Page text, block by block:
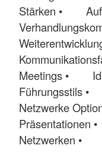
Stärken •
Meetings •
Führungsstils
Netzwerke
Präsentationen
Netzwerken •